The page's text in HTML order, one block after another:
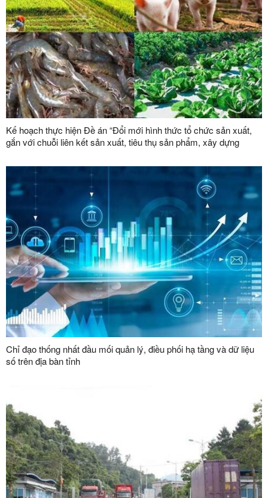
Kế hoạch thực hiện Đề án “Đổi mới hình thức tổ chức sản xuất,
gắn với chuỗi liên kết sản xuất, tiêu thụ sản phẩm, xây dựng
2030”
Chỉ đạo thống nhất đầu mối quản lý, điều phối hạ tầng và dữ liệu
số trên địa bàn tỉnh